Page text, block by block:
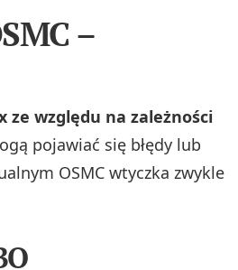
–
ze względu na zależności
pojawiać się błędy lub
OSMC wtyczka zwykle